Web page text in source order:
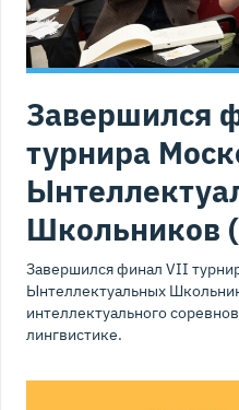
Завершился
турнира
Завершился финал VII
Ынтеллектуальных
интеллектуального
лингвистике.